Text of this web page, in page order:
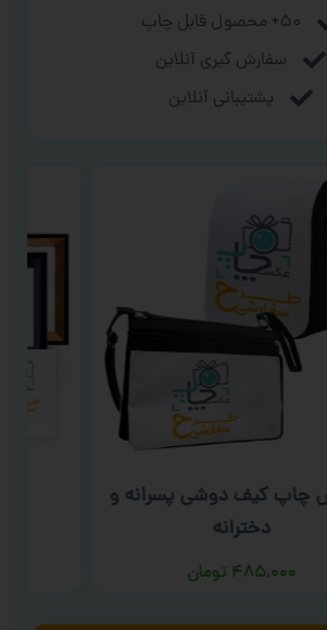
۵۰+ محصول قابل چاپ
سفارش گیری آنلاین
پشتیبانی آنلاین
چاپ کیف دوشی پسرانه و
دخترانه
۴۸۵,۰۰۰ تومان